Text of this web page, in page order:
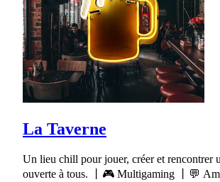
La Taverne
Un lieu chill pour jouer, créer et rencontrer
ouverte à tous. 丨🎮 Multigaming 丨💬